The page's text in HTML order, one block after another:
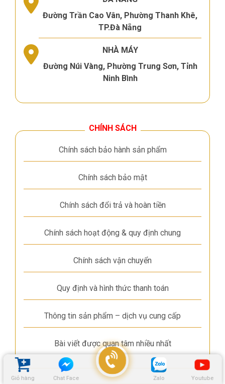
Giỏ hàng Chat Face Zalo Youtube
Đường Trần Cao Vân, Phường Thanh Khê,
TP.Đà Nẵng
NHÀ MÁY
Đường Núi Vàng, Phường Trung Sơn, Tỉnh
Ninh Bình
CHÍNH SÁCH
Chính sách bảo hành sản phẩm
Chính sách bảo mật
Chính sách đổi trả và hoàn tiền
Chính sách hoạt động & quy định chung
Chính sách vận chuyển
Quy định và hình thức thanh toán
Thông tin sản phẩm – dịch vụ cung cấp
Bài viết được quan tâm nhiều nhất